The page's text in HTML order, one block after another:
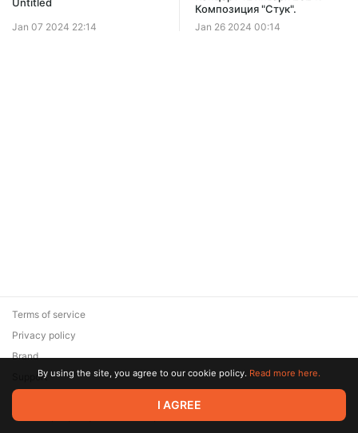
%
Jan 07 2024 22:14
Композиция "Стук".
Jan 26 2024 00:14
© 2026 Zaya Solutions Limited. All rights reserved. All trademarks
are the property of their respective owners.
Terms of service
Privacy policy
Brand
SupportBy using the site, you agree to our cookie policy. Read more here.
I AGREE